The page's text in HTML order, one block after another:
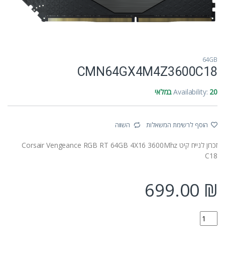
64GB
CMN64GX4M4Z3600C18
Availability: 20 במלאי
הוסף לרשימת המשאלות השווה
זכרון לנייח קיט Corsair Vengeance RGB RT 64GB 4X16 3600Mhz
C18
699.00 ₪
CMN64GX4M4Z3600C18 quantity